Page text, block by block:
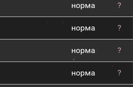
норма ?
норма ?
норма ?
норма ?